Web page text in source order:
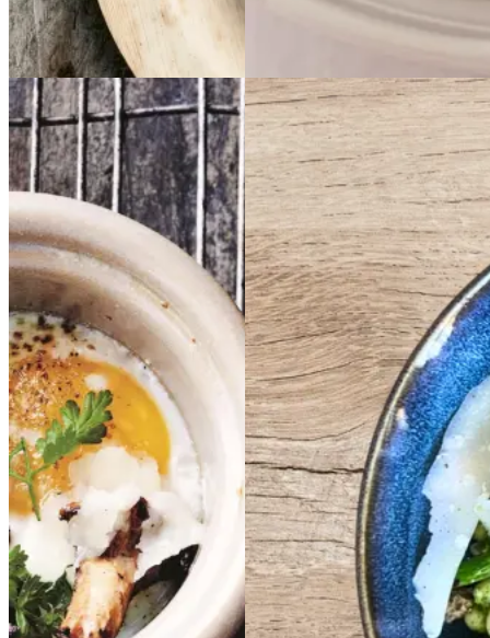
Sommermad
Dansk mad
ÆgÆg ii
kokottekokotte
medmed
kantereller
kanterell
er ogog høosthøost
Frokost
Morgenmad
BeanottoBeanotto
påpå hvidehvide
bønnerbønner
medmed
persillepersille
Gem opskrift
Aftensmad
Sommermad